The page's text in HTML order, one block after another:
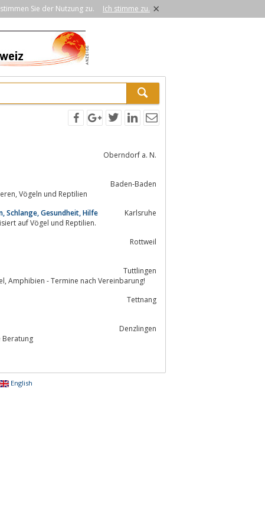
Sie der Nutzung zu. Ich stimme zu. ×
Oberndorf a. N.
Baden-Baden
...modern ausgestattete Fachklinik zur Behandlung von Hunden, Katzen, Heimtieren, Vögeln und Reptilien
Schlange, Gesundheit, Hilfe
Karlsruhe
auf Vögel und Reptilien.
Rottweil
Tuttlingen
Tierärztinnen Tuttlingen - moderne Praxis für Kleintiere wie Hunde Katzen, Vögel, Amphibien - Termine nach Vereinbarung!
Tettnang
Denzlingen
Beratung
English